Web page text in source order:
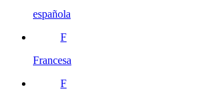
española
F
Francesa
F